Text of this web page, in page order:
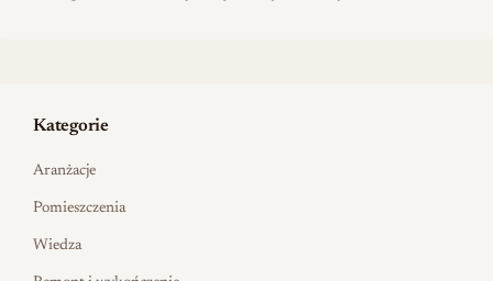
Kategorie
Aranżacje
Pomieszczenia
Wiedza